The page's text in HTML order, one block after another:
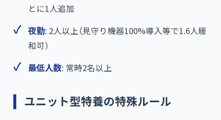
とに1人追加
夜勤: 2人以上（見守り機器100%導入等で1.6人緩
和可）
最低人数: 常時2名以上
ユニット型特養の特殊ルール